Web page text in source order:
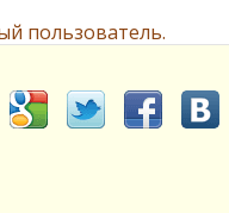
пользователь.